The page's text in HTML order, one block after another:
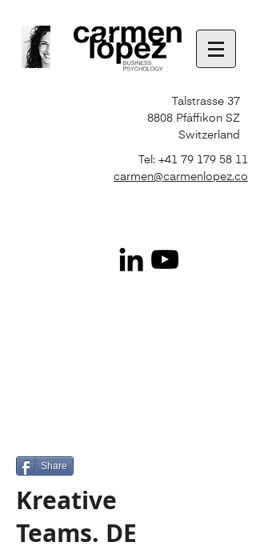
Talstrasse 37
8808 Pfäffikon SZ
Switzerland
Tel: +41 79 179 58 11
carmen@carmenlopez.co
Share
​Kreative
Teams. DE